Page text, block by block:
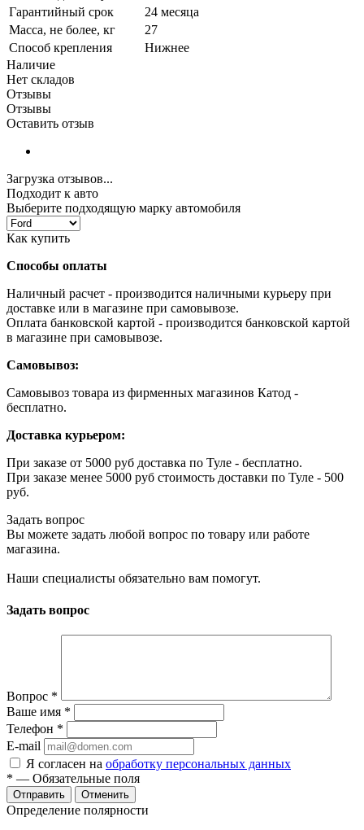
Гарантийный срок
24 месяца
Масса, не более, кг
27
Способ крепления
Нижнее
Наличие
Нет складов
Отзывы
Отзывы
Оставить отзыв
Загрузка отзывов...
Подходит к авто
Выберите подходящую марку автомобиля
Как купить
Способы оплаты
Наличный расчет - производится наличными курьеру при
доставке или в магазине при самовывозе.
Оплата банковской картой - производится банковской картой
в магазине при самовывозе.
Самовывоз:
Самовывоз товара из фирменных магазинов Катод -
бесплатно.
Доставка курьером:
При заказе от 5000 руб доставка по Туле - бесплатно.
При заказе менее 5000 руб стоимость доставки по Туле - 500
руб.
Задать вопрос
Вы можете задать любой вопрос по товару или работе
магазина.
Наши специалисты обязательно вам помогут.
Задать вопрос
Вопрос *
Ваше имя *
Телефон *
E-mail
Я согласен на обработку персональных данных
* — Обязательные поля
Отменить
Определение полярности